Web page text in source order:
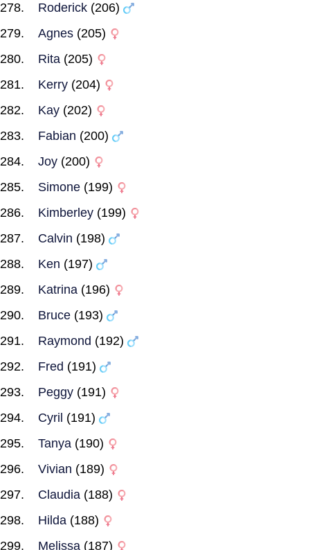
Roderick (206)
Agnes (205)
Rita (205)
Kerry (204)
Kay (202)
Fabian (200)
Joy (200)
Simone (199)
Kimberley (199)
Calvin (198)
Ken (197)
Katrina (196)
Bruce (193)
Raymond (192)
Fred (191)
Peggy (191)
Cyril (191)
Tanya (190)
Vivian (189)
Claudia (188)
Hilda (188)
Melissa (187)